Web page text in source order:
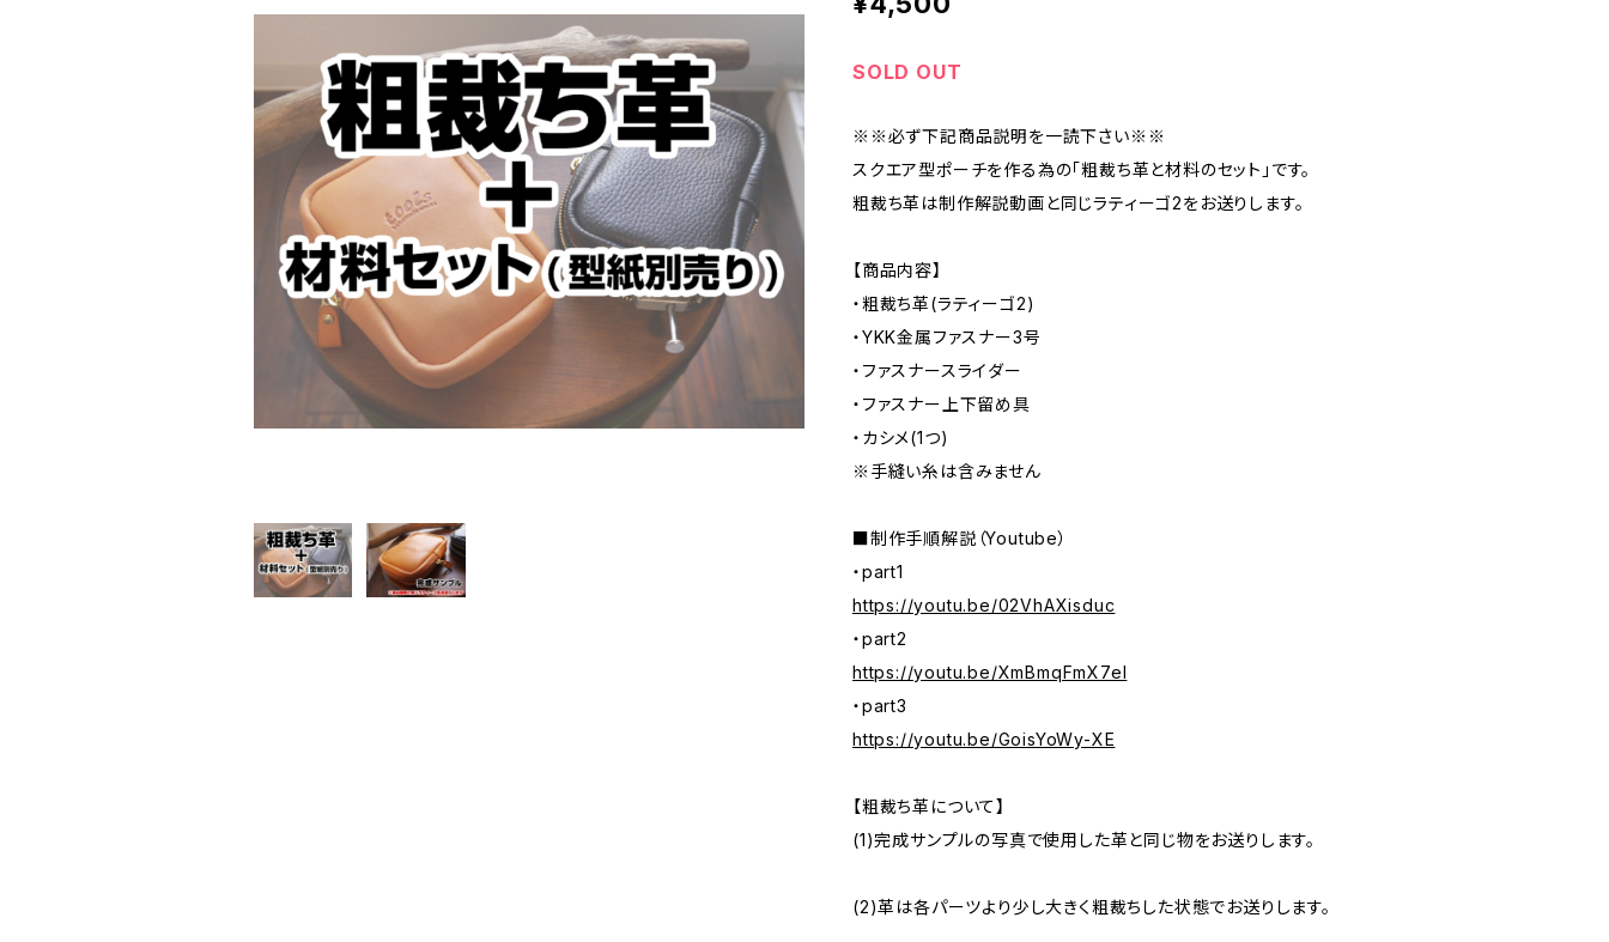
SOLD OUT
※※必ず下記商品説明を一読下さい※※
スクエア型ポーチを作る為の「粗裁ち革と材料のセット」です。
粗裁ち革は制作解説動画と同じラティーゴ2をお送りします。
【商品内容】
・粗裁ち革(ラティーゴ2)
・YKK金属ファスナー3号
・ファスナースライダー
・ファスナー上下留め具
・カシメ(1つ)
※手縫い糸は含みません
■制作手順解説（Youtube）
・part1
https://youtu.be/02VhAXisduc
・part2
https://youtu.be/XmBmqFmX7eI
・part3
https://youtu.be/GoisYoWy-XE
【粗裁ち革について】
(1)完成サンプルの写真で使用した革と同じ物をお送りします。
(2)革は各パーツより少し大きく粗裁ちした状態でお送りします。